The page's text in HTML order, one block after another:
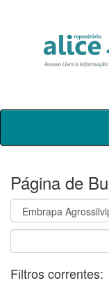
Skip
Página de
Filtros correntes: